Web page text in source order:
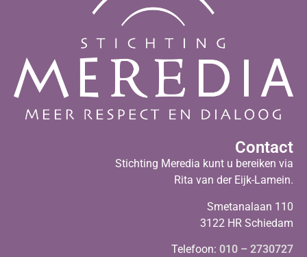
Contact
Stichting Meredia kunt u bereiken via
Rita van der Eijk-Lamein.
Smetanalaan 110
3122 HR Schiedam
Telefoon: 010 – 2730727